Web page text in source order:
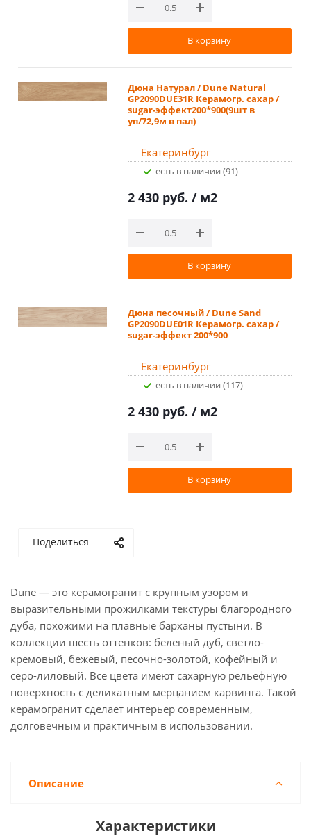
В корзину
Дюна Натурал / Dune Natural
GP2090DUE31R Керамогр. сахар /
sugar-эффект200*900(9шт в
уп/72,9м в пал)
Екатеринбург
Есть в наличии (91)
2 430 руб. / м2
В корзину
Дюна песочный / Dune Sand
GP2090DUE01R Керамогр. сахар /
sugar-эффект 200*900
Екатеринбург
Есть в наличии (117)
2 430 руб. / м2
В корзину
Поделиться
Dune — это керамогранит с крупным узором и
выразительными прожилками текстуры благородного
дуба, похожими на плавные барханы пустыни. В
коллекции шесть оттенков: беленый дуб, светло-
кремовый, бежевый, песочно-золотой, кофейный и
серо-лиловый. Все цвета имеют сахарную рельефную
поверхность с деликатным мерцанием карвинга. Такой
керамогранит сделает интерьер современным,
долговечным и практичным в использовании.
Описание
Характеристики